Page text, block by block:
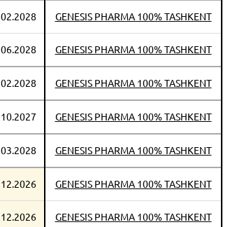
02.2028 GENESIS PHARMA 100% TASHKENT
06.2028 GENESIS PHARMA 100% TASHKENT
02.2028 GENESIS PHARMA 100% TASHKENT
10.2027 GENESIS PHARMA 100% TASHKENT
03.2028 GENESIS PHARMA 100% TASHKENT
12.2026 GENESIS PHARMA 100% TASHKENT
12.2026 GENESIS PHARMA 100% TASHKENT